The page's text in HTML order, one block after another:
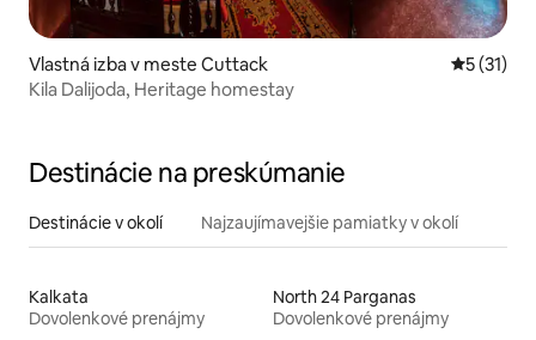
Vlastná izba v meste Cuttack
5 (31)
Kila Dalijoda, Heritage homestay
Destinácie na preskúmanie
Destinácie v okolí Najzaujímavejšie pamiatky v okolí
Kalkata
Dovolenkové prenájmy
North 24 Parganas
Dovolenkové prenájmy